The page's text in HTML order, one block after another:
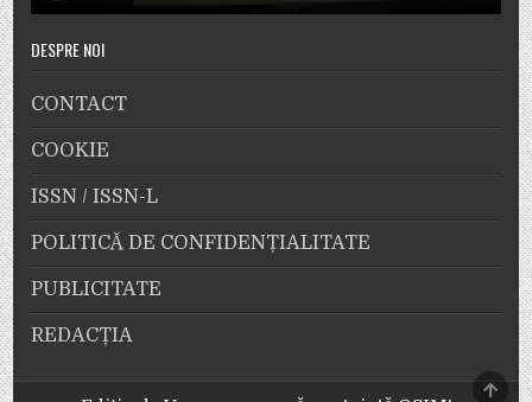
DESPRE NOI
CONTACT
COOKIE
ISSN / ISSN-L
POLITICĂ DE CONFIDENȚIALITATE
PUBLICITATE
REDACȚIA